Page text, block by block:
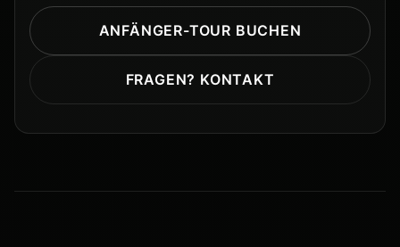
ANFÄNGER-TOUR BUCHEN
FRAGEN? KONTAKT